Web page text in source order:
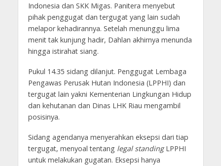
Indonesia dan SKK Migas. Panitera menyebut
pihak penggugat dan tergugat yang lain sudah
melapor kehadirannya. Setelah menunggu lima
menit tak kunjung hadir, Dahlan akhirnya menunda
hingga istirahat siang.
Pukul 14.35 sidang dilanjut. Penggugat Lembaga
Pengawas Perusak Hutan Indonesia (LPPHI) dan
tergugat lain yakni Kementerian Lingkungan Hidup
dan kehutanan dan Dinas LHK Riau mengambil
posisinya.
Sidang agendanya menyerahkan eksepsi dari tiap
tergugat, menyoal tentang legal standingLPPHI
untuk melakukan gugatan. Eksepsi hanya